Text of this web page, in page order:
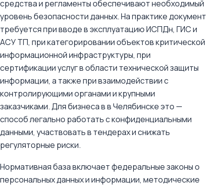
средства и регламенты обеспечивают необходимый
уровень безопасности данных. На практике документ
требуется при вводе в эксплуатацию ИСПДн, ГИС и
АСУ ТП, при категорировании объектов критической
информационной инфраструктуры, при
сертификации услуг в области технической защиты
информации, а также при взаимодействии с
контролирующими органами и крупными
заказчиками. Для бизнеса в в Челябинске это —
способ легально работать с конфиденциальными
данными, участвовать в тендерах и снижать
регуляторные риски.
Нормативная база включает федеральные законы о
персональных данных и информации, методические